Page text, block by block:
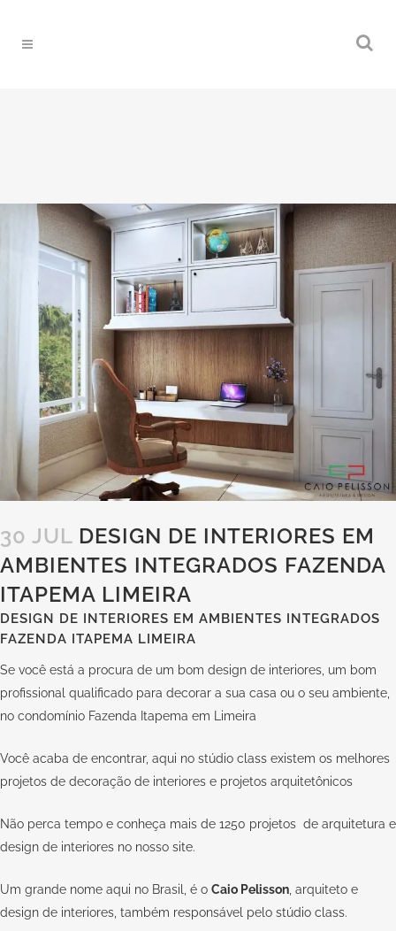
30 JUL DESIGN DE INTERIORES EM
AMBIENTES INTEGRADOS FAZENDA
ITAPEMA LIMEIRA
DESIGN DE INTERIORES EM AMBIENTES INTEGRADOS
FAZENDA ITAPEMA LIMEIRA
Se você está a procura de um bom design de interiores, um bom
profissional qualificado para decorar a sua casa ou o seu ambiente,
no condomínio Fazenda Itapema em Limeira
Você acaba de encontrar, aqui no stúdio class existem os melhores
projetos de decoração de interiores e projetos arquitetônicos
Não perca tempo e conheça mais de 1250 projetos de arquitetura e
design de interiores no nosso site.
Um grande nome aqui no Brasil, é o Caio Pelisson , arquiteto e
design de interiores, também responsável pelo stúdio class.